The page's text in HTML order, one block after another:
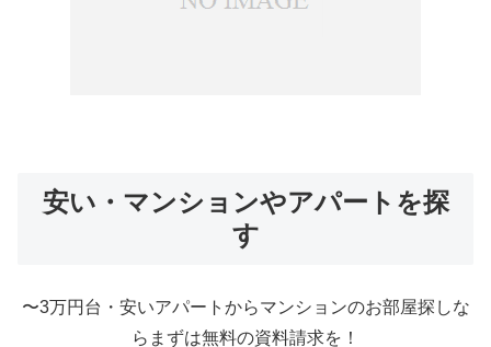
安い・マンションやアパートを探
す
〜3万円台・安いアパートからマンションのお部屋探しな
らまずは無料の資料請求を！